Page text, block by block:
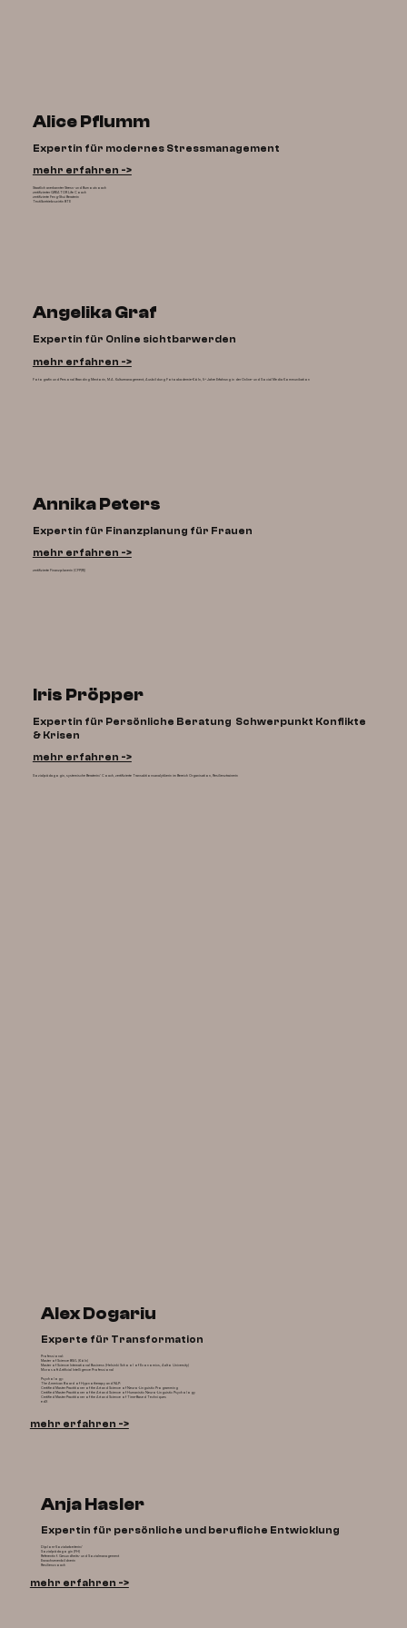
Alice Pflumm
Expertin für modernes Stressmanagement
Staatlich anerkannter Stress- und Burnoutcoach
zertifizierter GREATOR Life Coach
zertifizierte Feng-Shui Beraterin
Textilbetriebswirtin BTE
mehr erfahren ->
Angelika Graf
Expertin für Online sichtbarwerden
Fotografin und Personal Branding Mentorin, M.A. Kulturmanagement, Ausbildung Fotoakademie-Köln, 5+ Jahre Erfahrung in der Online- und Social Media Kommunikation
mehr erfahren ->
Annika Peters
Expertin für Finanzplanung für Frauen
zertifizierte Finanzplanerin (CFP(R))
mehr erfahren ->
Iris Pröpper
Expertin für Persönliche Beratung Schwerpunkt Konflikte
& Krisen
Sozialpädagogin, systemische Beraterin/ Coach, zertifizierte Transaktionsanalytikerin im Bereich Organisation, Resilienztrainerin
mehr erfahren ->
Alex Dogariu
Experte für Transformation
Professional:
Master of Science BWL (Köln)
Master of Science International Business (Helsinki School of Economics, Aalto University)
Microsoft Artificial Intelligence Professional
Psychology:
The American Board of Hypnotherapy and NLP:
Certified Master Practitioner of the Art and Science of Neuro-Linguistic Programming
Certified Master Practitioner of the Art and Science of Humanistic Neuro-Linguistic Psychology
Certified Master Practitioner of the Art and Science of Time-Based Techniques
edX
mehr erfahren ->
Anja Hasler
Expertin für persönliche und berufliche Entwicklung
Diplom-Sozialarbeiterin/
Sozialpädagogin (FH)
Referentin f. Gesundheits- und Sozialmanagement
Erwachsenenbildnerin
Resilienzcoach
mehr erfahren ->